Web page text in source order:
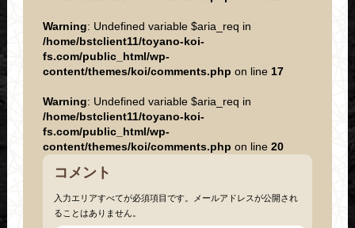
Warning: Undefined variable $aria_req in
/home/bstclient11/toyano-koi-
fs.com/public_html/wp-
content/themes/koi/comments.php on line 17
Warning: Undefined variable $aria_req in
/home/bstclient11/toyano-koi-
fs.com/public_html/wp-
content/themes/koi/comments.php on line 20
コメント
入力エリアすべてが必須項目です。メールアドレスが公開され
ることはありません。